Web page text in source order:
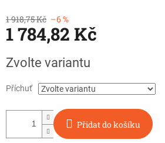
1 918,75 Kč –6 %
1 784,82 Kč
cena:
Zvolte variantu
Příchuť
Přidat do košíku